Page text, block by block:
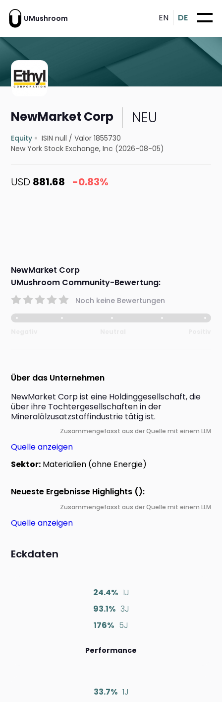
UMushroom EN DE
NewMarket Corp NEU
Equity ISIN null /Valor 1855730
New York Stock Exchange, Inc (2026-08-05)
USD 881.68 -0.83%
NewMarket Corp
UMushroom Community-Bewertung:
Noch keine Bewertungen
Über das Unternehmen
NewMarket Corp ist eine Holdinggesellschaft, die
über ihre Tochtergesellschaften in der
Mineralölzusatzstoffindustrie tätig ist.
Zusammengefasst aus der Quelle mit einem LLM
Quelle anzeigen
Sektor: Materialien (ohne Energie)
Neueste Ergebnisse Highlights ():
Zusammengefasst aus der Quelle mit einem LLM
Quelle anzeigen
Eckdaten
24.4% 1J
93.1% 3J
176% 5J
Performance
33.7% 1J